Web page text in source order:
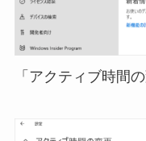
「アクティブ時間